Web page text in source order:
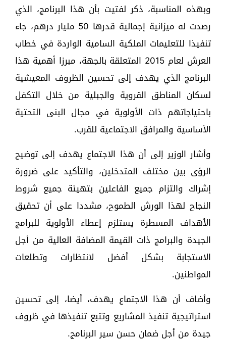
وبهذه المناسبة، ذكر لفتيت بأن هذا البرنامج، الذي
رصدت له ميزانية إجمالية قدرها 50 مليار درهم، جاء
تنفيذا للتعليمات الملكية السامية الواردة في خطاب
العرش لعام 2015 المتعلقة بالجهة، مبرزا أهمية هذا
البرنامج الذي يهدف إلى تحسين الظروف المعيشية
لسكان المناطق القروية والجبلية من خلال التكفل
باحتياجاتهم ذات الأولوية في مجال البنى التحتية
الأساسية والمرافق الاجتماعية للقرب.
وأشار الوزير إلى أن هذا الاجتماع يهدف إلى توضيح
الرؤى بين مختلف المتدخلين، والتأكيد على ضرورة
إشراك والتزام جميع الفاعلين بتهيئة جميع شروط
النجاح لهذا الورش الطموح، مشددا على أن تحقيق
الأهداف المسطرة يستلزم إعطاء الأولوية للبرامج
الجيدة والبرامج ذات القيمة المضافة العالية من أجل
الاستجابة بشكل أفضل لانتظارات وتطلعات
المواطنين.
وأضاف أن هذا الاجتماع يهدف، أيضا، إلى تحسين
استراتيجية تنفيذ المشاريع وتتبع تنفيذها في ظروف
جيدة من أجل ضمان حسن سير البرنامج.